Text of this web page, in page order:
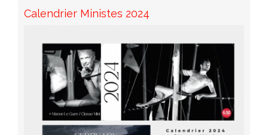
Calendrier Ministes 2024